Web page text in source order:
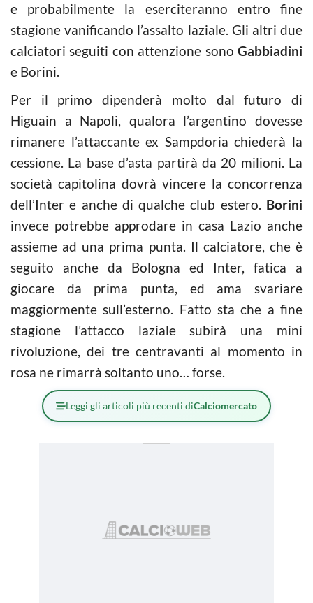
e probabilmente la eserciteranno entro fine
stagione vanificando l’assalto laziale. Gli altri due
calciatori seguiti con attenzione sono Gabbiadini
e Borini.
Per il primo dipenderà molto dal futuro di
Higuain a Napoli, qualora l’argentino dovesse
rimanere l’attaccante ex Sampdoria chiederà la
cessione. La base d’asta partirà da 20 milioni. La
società capitolina dovrà vincere la concorrenza
dell’Inter e anche di qualche club estero. Borini
invece potrebbe approdare in casa Lazio anche
assieme ad una prima punta. Il calciatore, che è
seguito anche da Bologna ed Inter, fatica a
giocare da prima punta, ed ama svariare
maggiormente sull’esterno. Fatto sta che a fine
stagione l’attacco laziale subirà una mini
rivoluzione, dei tre centravanti al momento in
rosa ne rimarrà soltanto uno… forse.
Leggi gli articoli più recenti diCalciomercato